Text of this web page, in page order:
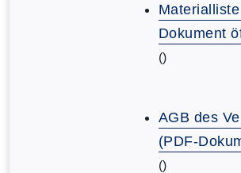
Dokument
()
AGB des
(PDF-
()